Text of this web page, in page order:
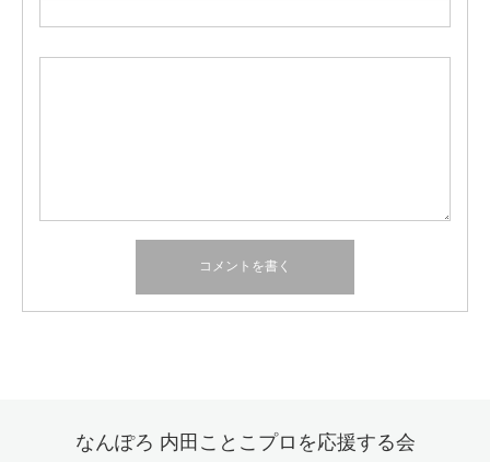
なんぽろ 内田ことこプロを応援する会